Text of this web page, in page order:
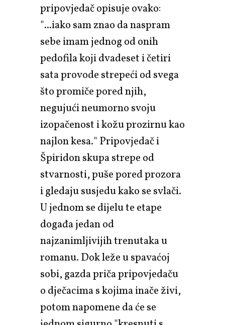
pripovjedač opisuje ovako:
"...iako sam znao da naspram
sebe imam jednog od onih
pedofila koji dvadeset i četiri
sata provode strepeći od svega
što promiče pored njih,
negujući neumorno svoju
izopačenost i kožu prozirnu kao
najlon kesa." Pripovjedač i
Špiridon skupa strepe od
stvarnosti, puše pored prozora
i gledaju susjedu kako se svlači.
U jednom se dijelu te etape
događa jedan od
najzanimljivijih trenutaka u
romanu. Dok leže u spavaćoj
sobi, gazda priča pripovjedaču
o dječacima s kojima inače živi,
potom napomene da će se